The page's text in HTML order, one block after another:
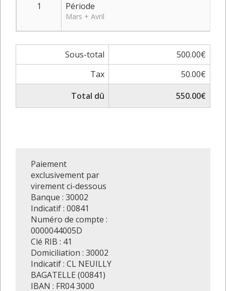
1 Période
Mars + Avril
Sous-total
500.00€
Tax
50.00€
Total dû
550.00€
Paiement
exclusivement par
virement ci-dessous
Banque : 30002
Indicatif : 00841
Numéro de compte :
0000044005D
Clé RIB : 41
Domiciliation : 30002
Indicatif : CL NEUILLY
BAGATELLE (00841)
IBAN : FR04 3000